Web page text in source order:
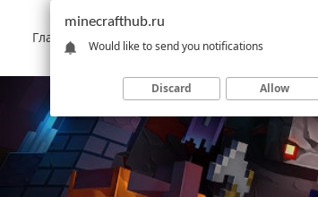
Главная Моды Скачать Minecraft
minecrafthub.ru
Would like to send you notifications
Discard Allow